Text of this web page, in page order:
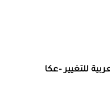
للتغيير –عكا